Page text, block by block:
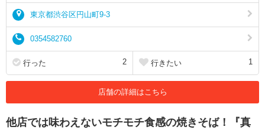
東京都渋谷区円山町9-3
0354582760
行った 2 行きたい 1
店舗の詳細はこちら
他店では味わえないモチモチ食感の焼きそば！『真